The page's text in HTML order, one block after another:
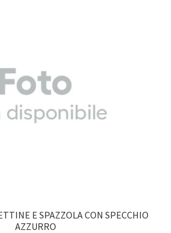
E SPAZZOLA CON SPECCHIO
AZZURRO